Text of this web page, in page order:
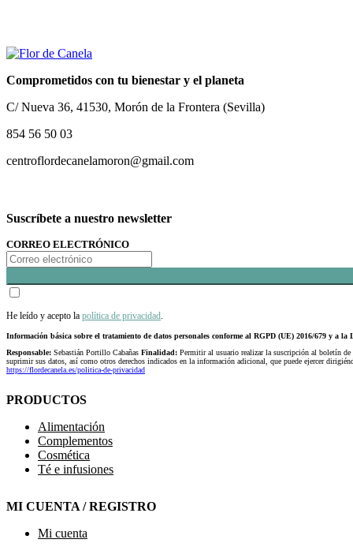
Comprometidos con tu bienestar y el planeta
C/ Nueva 36, 41530, Morón de la Frontera (Sevilla)
854 56 50 03
centroflordecanelamoron@gmail.com
Suscríbete a nuestro newsletter
CORREO ELECTRÓNICO
He leído y acepto la política de privacidad
Información básica sobre el tratamiento de datos personales conforme al RGPD (UE) 2016/679 y a la
Responsable: Sebastián Portillo Cabañas Finalidad: Permitir al usuario realizar la suscripción al boletín
suprimir sus datos, así como otros derechos indicados en la información adicional, que puede ejercer
https://flordecanela.es/politica-de-privacidad
PRODUCTOS
Alimentación
Complementos
Cosmética
Té e infusiones
MI CUENTA / REGISTRO
Mi cuenta